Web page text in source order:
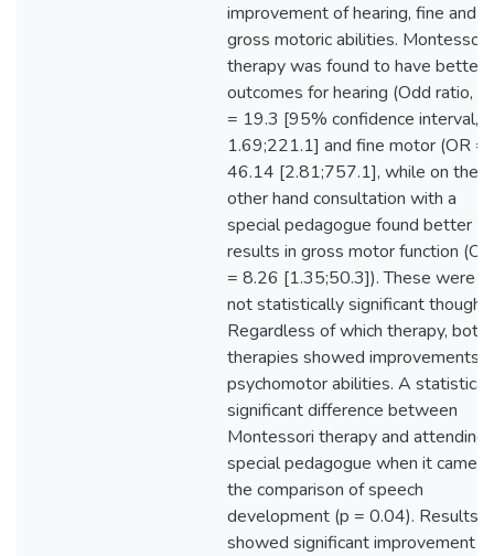
improvement of hearing, fine and
gross motoric abilities. Montessori
therapy was found to have better
outcomes for hearing (Odd ratio,
= 19.3 [95% confidence interval,
1.69;221.1] and fine motor (OR =
46.14 [2.81;757.1], while on the
other hand consultation with a
special pedagogue found better
results in gross motor function (OR
= 8.26 [1.35;50.3]). These were
not statistically significant though.
Regardless of which therapy, both
therapies showed improvements
psychomotor abilities. A
significant difference between
Montessori therapy and attending
special pedagogue when it came
the comparison of speech
development (p = 0.04). Results
showed significant improvement in